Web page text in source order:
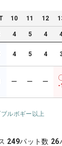
10 11 12
4 5 4
4 5 4
ー ー ー
-
ブルボギー以上
249パット数 26